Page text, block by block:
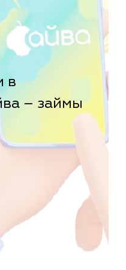
в
– займы